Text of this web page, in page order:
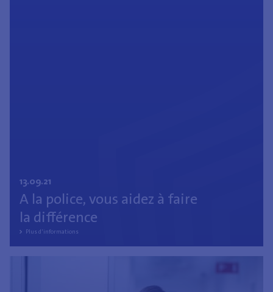
13.09.21
A la police, vous aidez à faire
la différence
Plus d'informations